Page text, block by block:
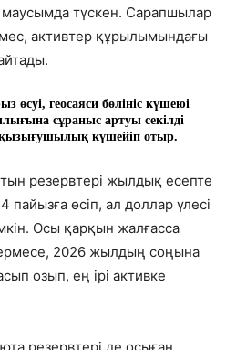
түскен. Сарапшылар
активтер құрылымындағы
өсуі, геосаяси бөлініс күшеюі
сұраныс артуы секілді
қызығушылық күшейіп отыр.
резервтері жылдық есепте
пайызға өсіп, ал доллар үлесі
Осы қарқын жалғасса
2026 жылдың соңына
озып, ең ірі активке
резервтері де осыған